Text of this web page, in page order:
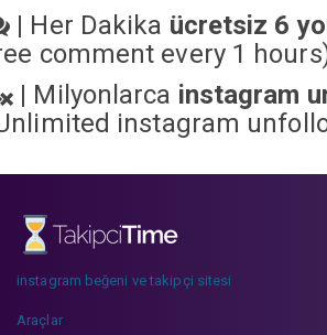
| Her Dakika ücretsiz 6
comment every 1
| Milyonlarca instagram
instagram
instagram beğeni ve takipçi sitesi
Araçlar